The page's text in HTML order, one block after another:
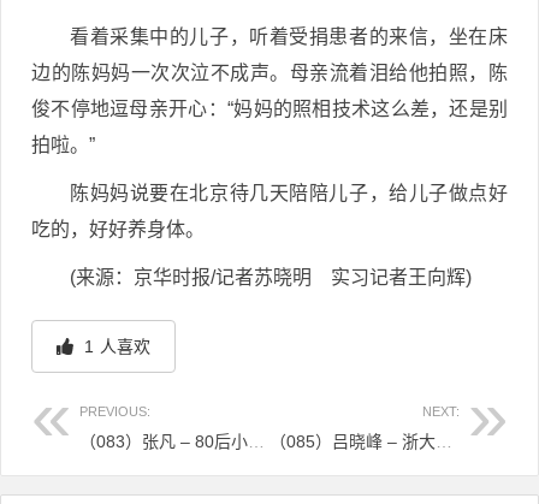
看着采集中的儿子，听着受捐患者的来信，坐在床
边的陈妈妈一次次泣不成声。母亲流着泪给他拍照，陈
俊不停地逗母亲开心：“妈妈的照相技术这么差，还是别
拍啦。”
陈妈妈说要在北京待几天陪陪儿子，给儿子做点好
吃的，好好养身体。
(来源：京华时报/记者苏晓明 实习记者王向辉)
1 人喜欢
PREVIOUS: NEXT:
文章导航